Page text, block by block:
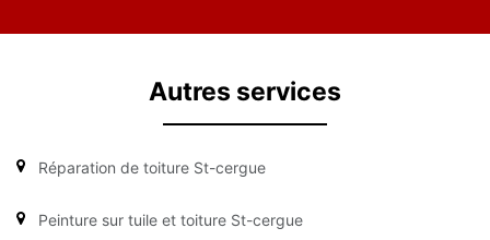
Autres services
Réparation de toiture St-cergue
Peinture sur tuile et toiture St-cergue